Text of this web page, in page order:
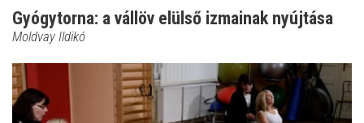
Gyógytorna: a vállöv elülső izmainak nyújtása
Moldvay Ildikó